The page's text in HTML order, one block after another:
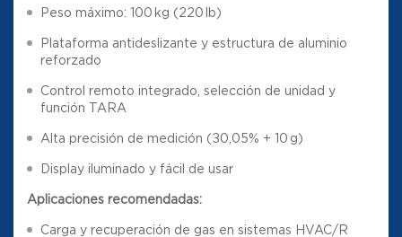
Peso máximo: 100 kg (220 lb)
Plataforma antideslizante y estructura de aluminio
reforzado
Control remoto integrado, selección de unidad y
función TARA
Alta precisión de medición (±0,05% + 10 g)
Display iluminado y fácil de usar
Aplicaciones recomendadas:
Carga y recuperación de gas en sistemas HVAC/R